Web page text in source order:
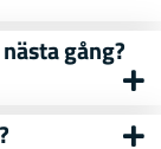
gång?